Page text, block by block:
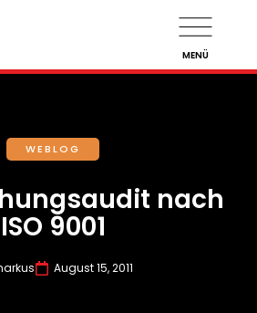
MENÜ
WEBLOG
nach
ISO 9001
August 15, 2011